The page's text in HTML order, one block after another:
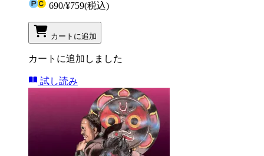
690/¥759(税込)
カートに追加
カートに追加しました
試し読み